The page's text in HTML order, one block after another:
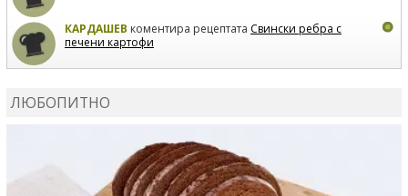
КАРДАШЕВ коментира рецептата Свински ребра с
печени картофи
ЛЮБОПИТНО